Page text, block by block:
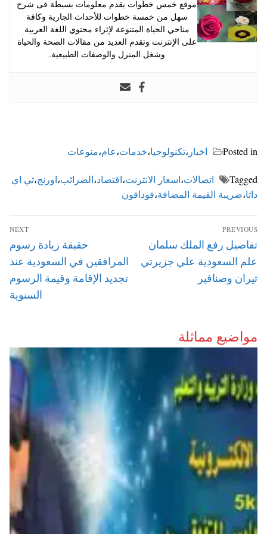
موقع خمس خطوات يقدم معلومات بسيطة فى شرح
سهل من خمسة خطوات للأحداث الجارية وكافة
مناحي الحياة المتنوعة لإثراء محتوي اللغة العربية
على الإنترنت وتقدم العديد من مقالات الصحة والحياة
وشغل المنزل والوصفات الطبيعية.
Posted in اخبار ،تكنولوجيا،خدمات،عام،منوعات
Tagged اتصالات،اسعار الانترنت،اقتصاد،الضرائب،اورنج،تي اي
داتا،ضريبة القيمة المضافة،فودافون
تصفّح
المقالات
PREVIOUS
Previous
post:
تفاصيل رفع الملك سلمان
علم السعودية علي جزيرتي
تيران وصنافير
NEXT
Next
post:
حقيقة زيادة رسوم
المرافقين في السعودية عند
تجديد الإقامة وقيمة الرسوم
السنوية
مواضيع مماثلة